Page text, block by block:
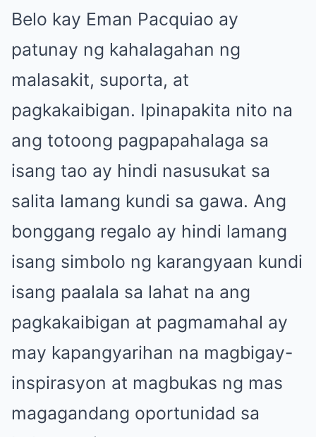
Belo kay Eman Pacquiao ay
patunay ng kahalagahan ng
malasakit, suporta, at
pagkakaibigan. Ipinapakita nito na
ang totoong pagpapahalaga sa
isang tao ay hindi nasusukat sa
salita lamang kundi sa gawa. Ang
bonggang regalo ay hindi lamang
isang simbolo ng karangyaan kundi
isang paalala sa lahat na ang
pagkakaibigan at pagmamahal ay
may kapangyarihan na magbigay-
inspirasyon at magbukas ng mas
magagandang oportunidad sa